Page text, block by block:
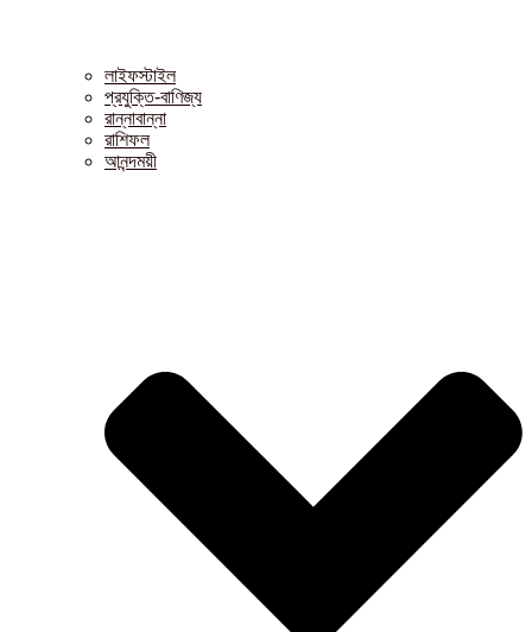
লাইফস্টাইল
প্রযুক্তি-বাণিজ্য
রান্নাবান্না
রাশিফল
আনন্দময়ী